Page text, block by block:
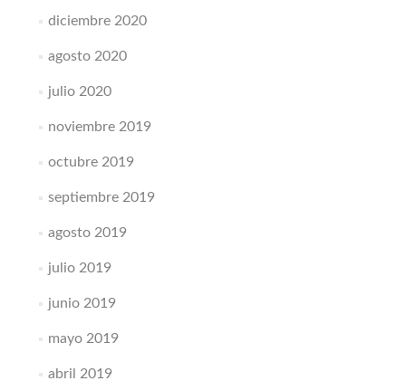
diciembre 2020
agosto 2020
julio 2020
noviembre 2019
octubre 2019
septiembre 2019
agosto 2019
julio 2019
junio 2019
mayo 2019
abril 2019